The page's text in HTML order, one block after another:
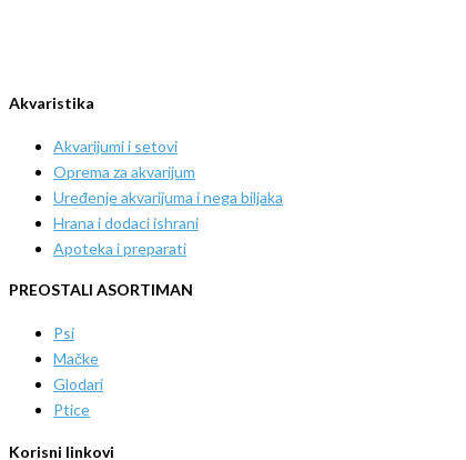
Akvaristika
Akvarijumi i setovi
Oprema za akvarijum
Uređenje akvarijuma i nega biljaka
Hrana i dodaci ishrani
Apoteka i preparati
PREOSTALI ASORTIMAN
Psi
Mačke
Glodari
Ptice
Korisni linkovi